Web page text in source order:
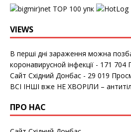
упк
VIEWS
В перші дні зараження можна
коронавирусной інфекції - 171 704
Сайт Східний Донбас - 29 019
ВСІ ІНШІ вже НЕ ХВОРІЛИ –
ПРО НАС